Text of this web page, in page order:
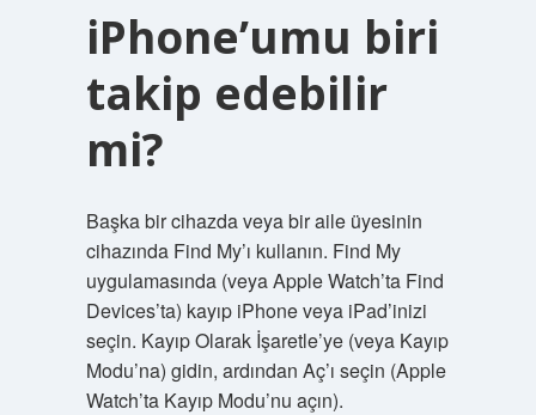
iPhone’umu biri
takip edebilir
mi?
Başka bir cihazda veya bir aile üyesinin
cihazında Find My’ı kullanın. Find My
uygulamasında (veya Apple Watch’ta Find
Devices’ta) kayıp iPhone veya iPad’inizi
seçin. Kayıp Olarak İşaretle’ye (veya Kayıp
Modu’na) gidin, ardından Aç’ı seçin (Apple
Watch’ta Kayıp Modu’nu açın).